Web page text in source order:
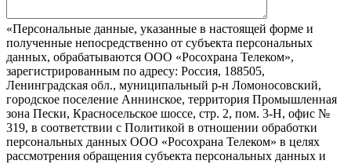
«Персональные данные, указанные в настоящей форме и
полученные непосредственно от субъекта персональных
данных, обрабатываются ООО «Росохрана Телеком»,
зарегистрированным по адресу: Россия, 188505,
Ленинградская обл., муниципальный р-н Ломоносовский,
городское поселение Аннинское, территория Промышленная
зона Пески, Красносельское шоссе, стр. 2, пом. 3-Н, офис №
319, в соответствии с Политикой в отношении обработки
персональных данных ООО «Росохрана Телеком» в целях
рассмотрения обращения субъекта персональных данных и